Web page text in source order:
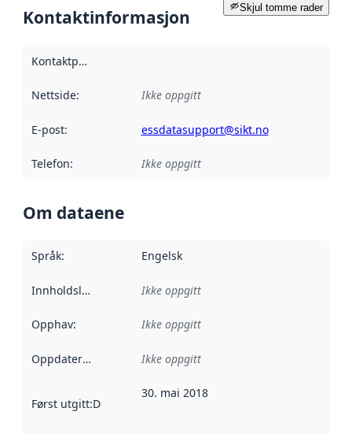
Skjul tomme rader
Kontaktinformasjon
Kontaktpunkt
Nettside: Ikke oppgitt
E-post: essdatasupport@sikt.no
Telefon: Ikke oppgitt
Om dataene
Språk: Engelsk
Innholdsleverandører :
Ikke oppgitt
Opphav: Ikke oppgitt
Oppdateringsfrekvens :
Ikke oppgitt
Først utgitt:Denne datoen sier når dataene i dette
30. mai 2018